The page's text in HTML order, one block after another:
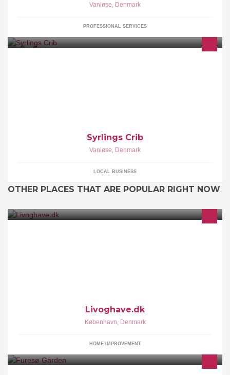
Vanløse, Denmark
PROFESSIONAL SERVICES
Syrlings Crib
Vanløse, Denmark
LOCAL BUSINESS
OTHER PLACES THAT ARE POPULAR RIGHT NOW
Livoghave.dk
København, Denmark
HOME IMPROVEMENT